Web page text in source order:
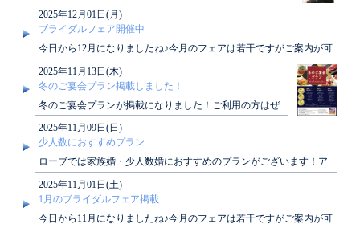
ます！アットホームな結婚式がしたい方、必見です♪詳し..
2025年12月01日(月)
ブライダルフェア開催中
今日から12月になりましたね♪今月のフェアは若干ですがご案内が可
能でございます！2月のブライダルフェアカ..
2025年11月13日(木)
冬のご宴会プラン掲載しました！
冬のご宴会プランが掲載になりました！ご利用の方はぜ
ひご覧ください！
2025年11月09日(日)
少人数におすすめプラン
ローブでは家族婚・少人数婚におすすめのプランがございます！ア
ットホームな結婚式がしたい方、必見です♪詳し..
2025年11月01日(土)
1月のブライダルフェア掲載
今日から11月になりましたね♪今月のフェアは若干ですがご案内が可